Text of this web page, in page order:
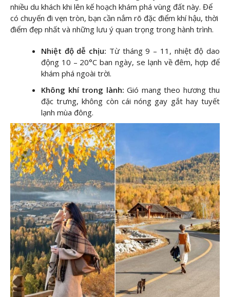
nhiều du khách khi lên kế hoạch khám phá vùng đất này. Để
có chuyến đi vẹn tròn, bạn cần nắm rõ đặc điểm khí hậu, thời
điểm đẹp nhất và những lưu ý quan trọng trong hành trình.
Nhiệt độ dễ chịu: Từ tháng 9 – 11, nhiệt độ dao
động 10 – 20°C ban ngày, se lạnh về đêm, hợp để
khám phá ngoài trời.
Không khí trong lành: Gió mang theo hương thu
đặc trưng, không còn cái nóng gay gắt hay tuyết
lạnh mùa đông.